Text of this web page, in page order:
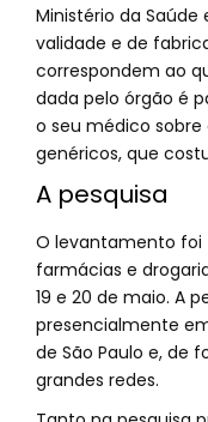
Ministério da
validade e de
correspondem ao
dada pelo órgão é
o seu médico
genéricos, que
A pesquisa
O levantamento foi
farmácias e
19 e 20 de maio. A
presencialmente
de São Paulo e, de
grandes redes.